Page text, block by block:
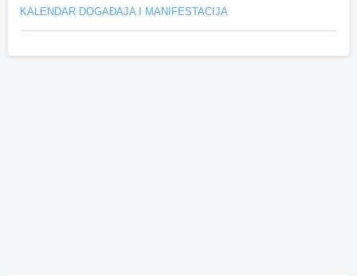
KALENDAR DOGAĐAJA I MANIFESTACIJA